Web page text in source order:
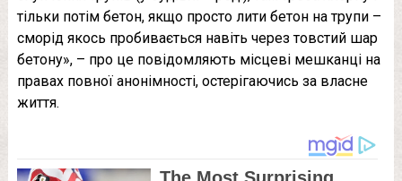
тільки потім бетон, якщо просто лити бетон на трупи –
сморід якось пробивається навіть через товстий шар
бетону», – про це повідомляють місцеві мешканці на
правах повної анонімності, остерігаючись за власне
життя.